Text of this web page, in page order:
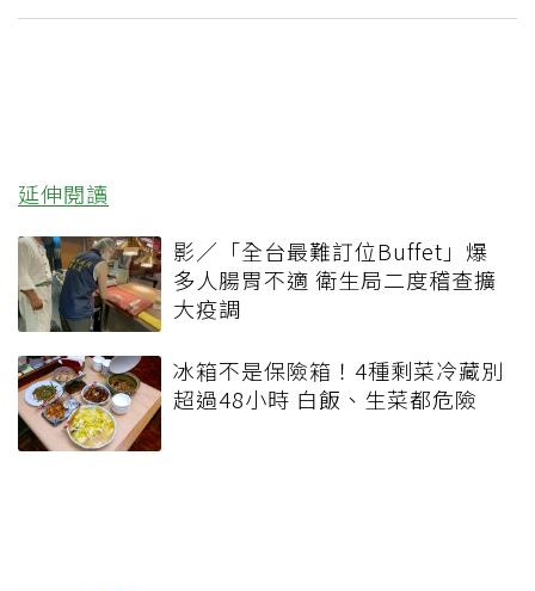
延伸閱讀
影／「全台最難訂位Buffet」爆
多人腸胃不適 衛生局二度稽查擴
大疫調
冰箱不是保險箱！4種剩菜冷藏別
超過48小時 白飯、生菜都危險